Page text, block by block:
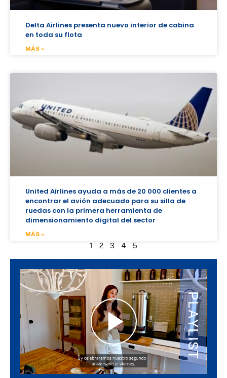
Delta Airlines presenta nuevo interior de cabina
en toda su flota
MÁS »
United Airlines ayuda a más de 20 000 clientes a
encontrar el avión adecuado para su silla de
ruedas con la primera herramienta de
dimensionamiento digital del sector
MÁS »
1 2 3 4 5